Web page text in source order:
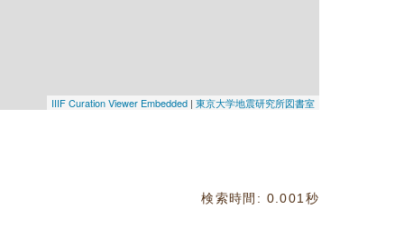
IIIF Curation Viewer Embedded| 東京大学地震研究所図書室
検索時間: 0.001秒